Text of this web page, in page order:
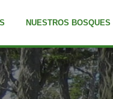
NUESTROS BOSQUES